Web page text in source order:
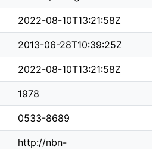
2022-08-10T13:21:58Z
2013-06-28T10:39:25Z
2022-08-10T13:21:58Z
1978
0533-8689
http://nbn-